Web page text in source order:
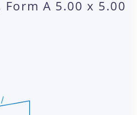
A 5.00 x 5.00